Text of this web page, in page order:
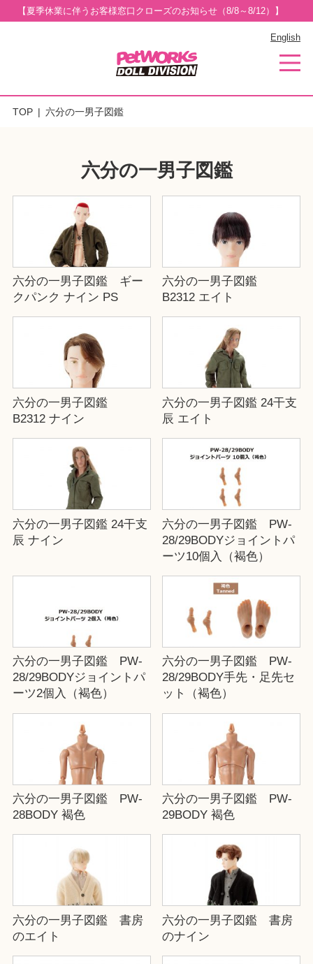
【夏季休業に伴うお客様窓口クローズのお知らせ（8/8～8/12）】
English
TOP 六分の一男子図鑑
六分の一男子図鑑
六分の一男子図鑑 ギー
クパンク ナイン PS
六分の一男子図鑑
B2312 エイト
六分の一男子図鑑
B2312 ナイン
六分の一男子図鑑 24干支
辰 エイト
六分の一男子図鑑 24干支
辰 ナイン
六分の一男子図鑑 PW-
28/29BODYジョイントパ
ーツ10個入（褐色）
六分の一男子図鑑 PW-
28/29BODYジョイントパ
ーツ2個入（褐色）
六分の一男子図鑑 PW-
28/29BODY手先・足先セ
ット（褐色）
六分の一男子図鑑 PW-
28BODY 褐色
六分の一男子図鑑 PW-
29BODY 褐色
六分の一男子図鑑 書房
のエイト
六分の一男子図鑑 書房
のナイン